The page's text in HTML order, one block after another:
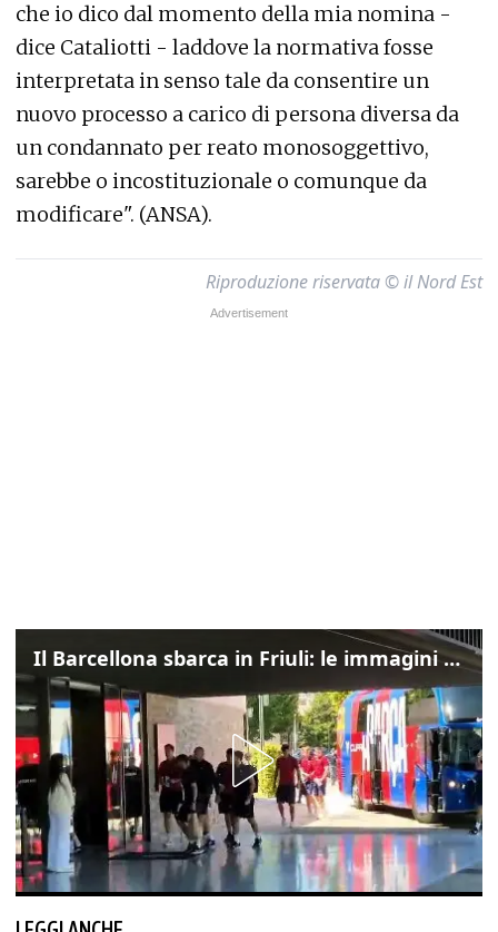
che io dico dal momento della mia nomina -
dice Cataliotti - laddove la normativa fosse
interpretata in senso tale da consentire un
nuovo processo a carico di persona diversa da
un condannato per reato monosoggettivo,
sarebbe o incostituzionale o comunque da
modificare". (ANSA).
Riproduzione riservata © il Nord Est
Il Barcellona sbarca in Friuli: le immagini dell'arrivo in albergo